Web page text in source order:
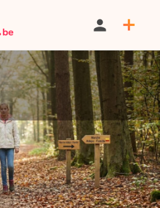
GÉROMPONT